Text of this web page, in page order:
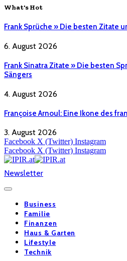
What's Hot
Frank Sprüche » Die besten Zitate
6. August 2026
Frank Sinatra Zitate » Die besten
Sängers
4. August 2026
Françoise Arnoul: Eine Ikone des
3. August 2026
Facebook X (Twitter) Instagram
Facebook X (Twitter) Instagram
Newsletter
Business
Familie
Finanzen
Haus & Garten
Lifestyle
Technik